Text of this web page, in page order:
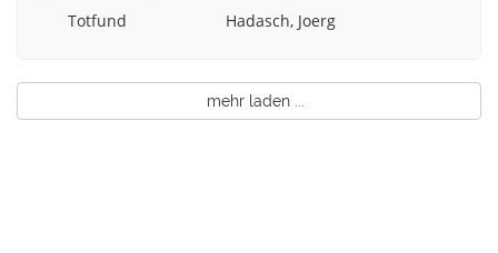
Totfund
Hadasch, Joerg
mehr laden ...